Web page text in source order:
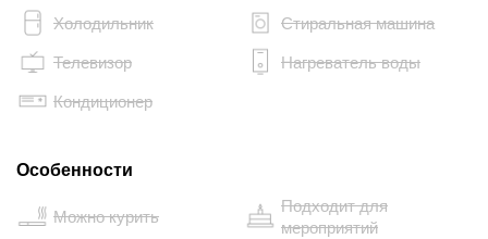
Холодильник
Стиральная машина
Телевизор
Нагреватель воды
Кондиционер
Особенности
Можно курить
Подходит для
мероприятий